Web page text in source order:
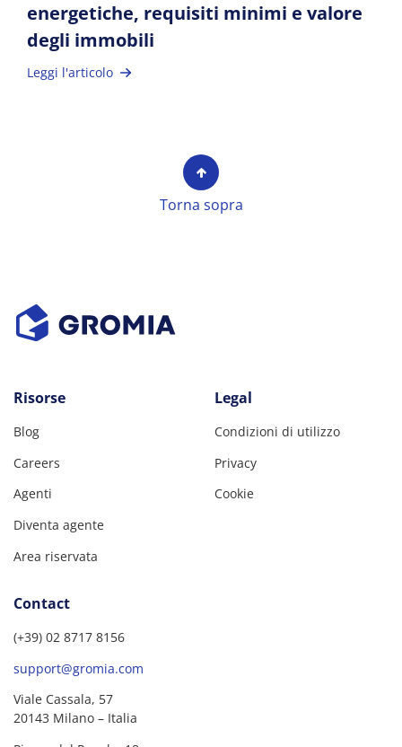
energetiche, requisiti minimi e valore
degli immobili
Leggi l'articolo
Torna sopra
Risorse
Blog
Careers
Agenti
Diventa agente
Area riservata
Legal
Condizioni di utilizzo
Privacy
Cookie
Contact
(+39) 02 8717 8156
support@gromia.com
Viale Cassala, 57
20143 Milano – Italia